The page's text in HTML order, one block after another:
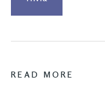
READ MORE